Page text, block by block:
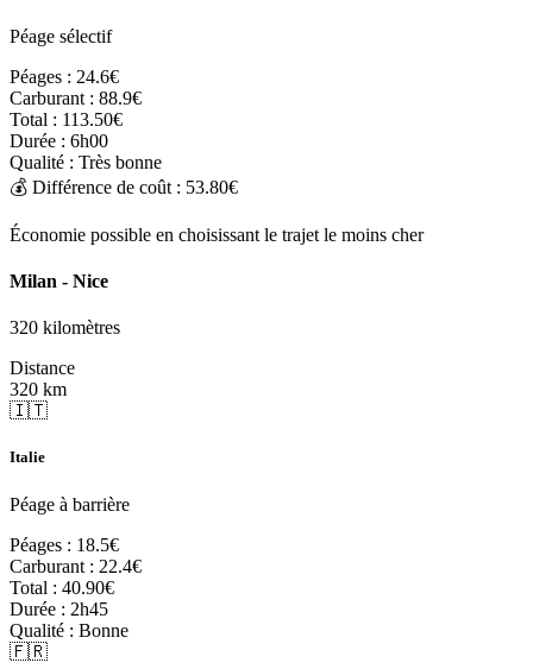
Péage sélectif
Péages : 24.6€
Carburant : 88.9€
Total : 113.50€
Durée : 6h00
Qualité : Très bonne
💰 Différence de coût : 53.80€
Économie possible en choisissant le trajet le moins cher
Milan - Nice
320 kilomètres
Distance
320 km
🇮🇹
Italie
Péage à barrière
Péages : 18.5€
Carburant : 22.4€
Total : 40.90€
Durée : 2h45
Qualité : Bonne
🇫🇷